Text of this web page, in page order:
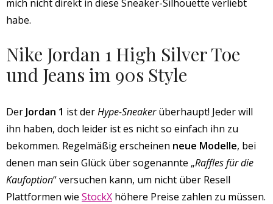
mich nicht direkt in diese Sneaker-Silhouette verliebt
habe.
Nike Jordan 1 High Silver Toe
und Jeans im 90s Style
Der Jordan 1 ist derHype-Sneakerüberhaupt! Jeder will
ihn haben, doch leider ist es nicht so einfach ihn zu
bekommen. Regelmäßig erscheinen neue Modelle, bei
denen man sein Glück über sogenannte „Raffles für die
Kaufoption“ versuchen kann, um nicht über Resell
Plattformen wie StockX höhere Preise zahlen zu müssen.